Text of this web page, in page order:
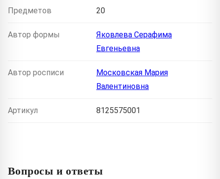
Предметов 20
Автор формы
Яковлева Серафима
Евгеньевна
Автор росписи
Московская Мария
Валентиновна
Артикул 8125575001
Вопросы и ответы